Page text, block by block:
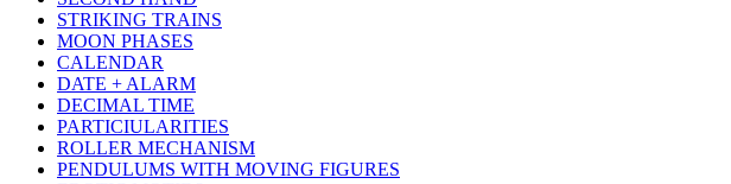
STRIKING TRAINS
MOON PHASES
CALENDAR
DATE + ALARM
DECIMAL TIME
PARTICIULARITIES
ROLLER MECHANISM
PENDULUMS WITH MOVING FIGURES